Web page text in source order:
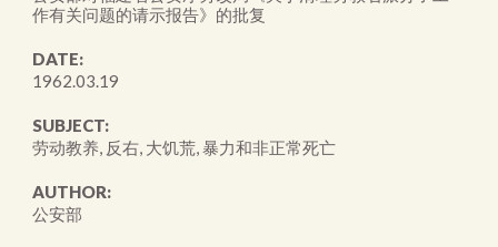
作有关问题的请示报告》的批复
DATE:
1962.03.19
SUBJECT:
劳动教养, 反右, 大饥荒, 暴力和非正常死亡
AUTHOR:
公安部